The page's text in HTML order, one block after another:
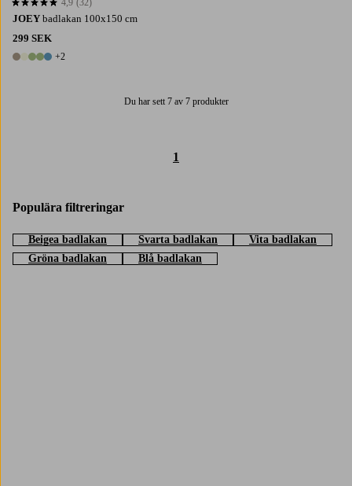
JOEY badlakan 100x150 cm
299 SEK
7 färger
+2
4,9 baserat på 32 st betyg
4,9 (32)
Du har sett 7 av 7 produkter
1
Populära filtreringar
Beigea badlakan Svarta badlakan
Vita badlakan
Gröna badlakan
Blå badlakan